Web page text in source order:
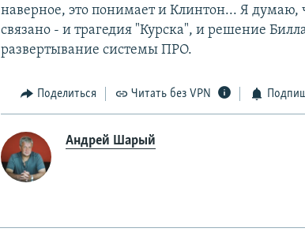
наверное, это понимает и Клинтон... Я думаю,
связано - и трагедия "Курска", и решение
развертывание системы ПРО.
Поделиться Читать без VPN
Андрей Шарый